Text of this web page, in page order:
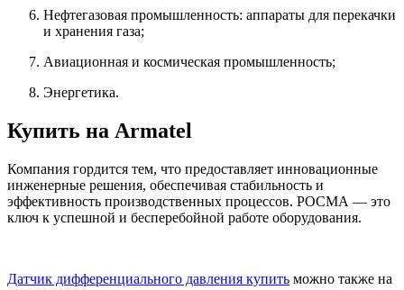
Нефтегазовая промышленность: аппараты для перекачки
и хранения газа;
Авиационная и космическая промышленность;
Энергетика.
Купить на Armatel
Компания гордится тем, что предоставляет инновационные
инженерные решения, обеспечивая стабильность и
эффективность производственных процессов. РОСМА — это
ключ к успешной и бесперебойной работе оборудования.
Датчик дифференциального давления купить можно также на